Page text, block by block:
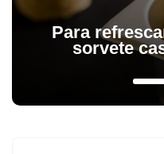
Para
sorvete